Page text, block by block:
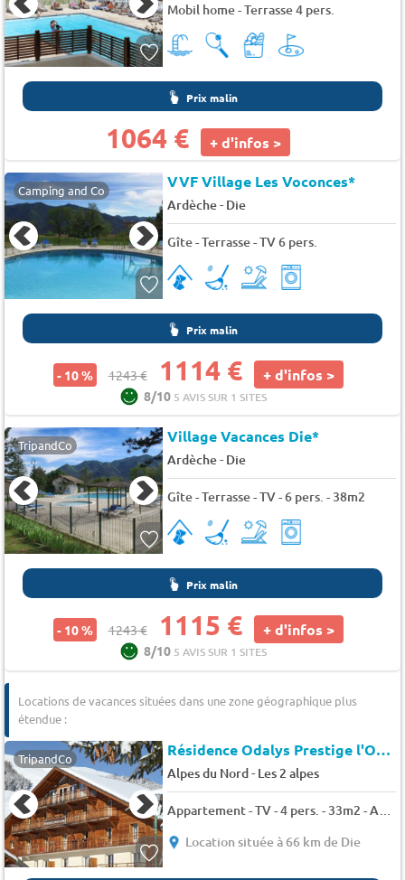
Mobil home - Terrasse 4 pers.
Prix malin
1064 € + d'infos >
Camping and Co VVF Village Les Voconces*
Ardèche- Die
Gîte - Terrasse - TV 6 pers.
Prix malin
- 10 % 1243 € 1114 € + d'infos >
8/10 5 AVIS SUR 1 SITES
TripandCo Village Vacances Die*
Ardèche- Die
Gîte - Terrasse - TV - 6 pers. - 38m2
Prix malin
- 10 % 1243 € 1115 € + d'infos >
8/10 5 AVIS SUR 1 SITES
Locations de vacances situées dans une zone géographique plus
étendue :
TripandCo Résidence Odalys Prestige l'Ours Blanc
Alpes du Nord- Les 2 alpes
Appartement - TV - 4 pers. - 33m2 - Animaux admis
Location située à 66 km de Die